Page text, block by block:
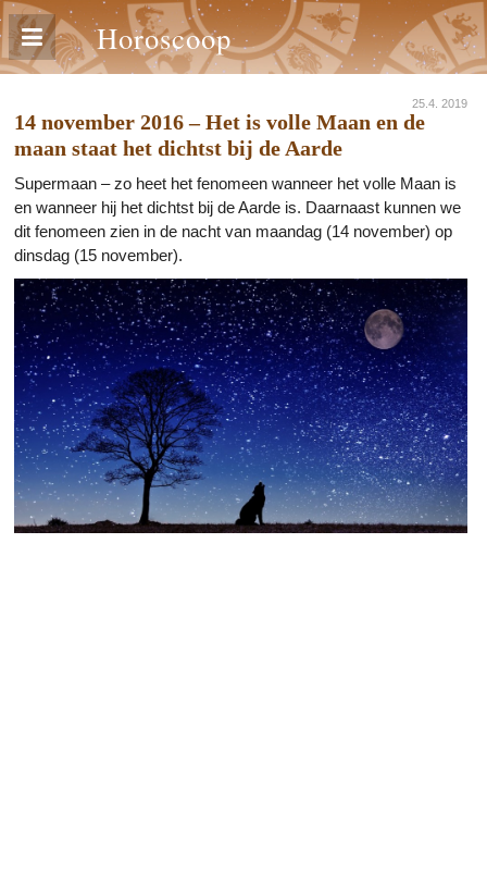
Horoscoop
25.4. 2019
14 november 2016 – Het is volle Maan en de
maan staat het dichtst bij de Aarde
Supermaan – zo heet het fenomeen wanneer het volle Maan is
en wanneer hij het dichtst bij de Aarde is. Daarnaast kunnen we
dit fenomeen zien in de nacht van maandag (14 november) op
dinsdag (15 november).